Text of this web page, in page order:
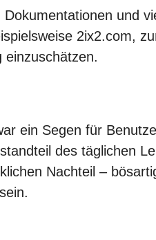
und
2ix2.com,
einzuschätzen.
ein Segen für
des täglichen
Nachteil –